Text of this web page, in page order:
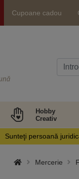
Cupoane cadou
Hobby
Creativ
Sunteţi persoană
Mercerie